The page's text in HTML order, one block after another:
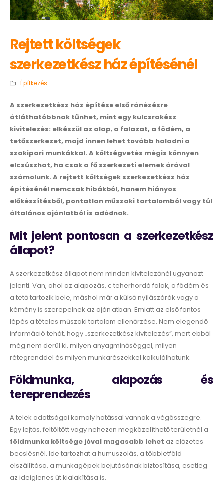
Rejtett költségek
szerkezetkész ház építésénél
Építkezés
A szerkezetkész ház építése első ránézésre
átláthatóbbnak tűnhet, mint egy kulcsrakész
kivitelezés: elkészül az alap, a falazat, a födém, a
tetőszerkezet, majd innen lehet tovább haladni a
szakipari munkákkal. A költségvetés mégis könnyen
elcsúszhat, ha csak a fő szerkezeti elemek árával
számolunk. A rejtett költségek szerkezetkész ház
építésénél nemcsak hibákból, hanem hiányos
előkészítésből, pontatlan műszaki tartalomból vagy túl
általános ajánlatból is adódnak.
Mit jelent pontosan a szerkezetkész
állapot?
A szerkezetkész állapot nem minden kivitelezőnél ugyanazt
jelenti. Van, ahol az alapozás, a teherhordó falak, a födém és
a tető tartozik bele, máshol már a külső nyílászárók vagy a
kémény is szerepelnek az ajánlatban. Emiatt az első fontos
lépés a tételes műszaki tartalom ellenőrzése. Nem elegendő
információ tehát, hogy „szerkezetkész kivitelezés”, mert ebből
még nem derül ki, milyen anyagminőséggel, milyen
rétegrenddel és milyen munkarészekkel kalkulálhatunk.
Földmunka, alapozás és
tereprendezés
A telek adottságai komoly hatással vannak a végösszegre.
Egy lejtős, feltöltött vagy nehezen megközelíthető területnél a
földmunka költsége jóval magasabb lehet az előzetes
becslésnél. Ide tartozhat a humuszolás, a többletföld
elszállítása, a munkagépek bejutásának biztosítása, esetleg
az ideiglenes út kialakítása is.